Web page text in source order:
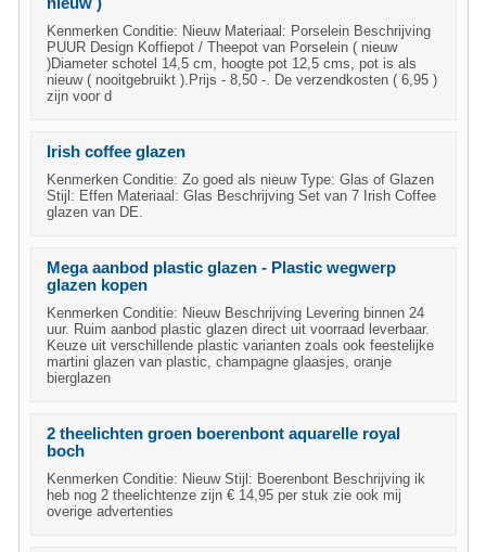
Kenmerken Conditie: Nieuw Materiaal: Porselein Beschrijving
PUUR Design Koffiepot / Theepot van Porselein ( nieuw
)Diameter schotel 14,5 cm, hoogte pot 12,5 cms, pot is als
nieuw ( nooitgebruikt ).Prijs - 8,50 -. De verzendkosten ( 6,95 )
zijn voor d
Irish coffee glazen
Kenmerken Conditie: Zo goed als nieuw Type: Glas of Glazen
Stijl: Effen Materiaal: Glas Beschrijving Set van 7 Irish Coffee
glazen van DE.
Mega aanbod plastic glazen - Plastic wegwerp
glazen kopen
Kenmerken Conditie: Nieuw Beschrijving Levering binnen 24
uur. Ruim aanbod plastic glazen direct uit voorraad leverbaar.
Keuze uit verschillende plastic varianten zoals ook feestelijke
martini glazen van plastic, champagne glaasjes, oranje
bierglazen
2 theelichten groen boerenbont aquarelle royal
boch
Kenmerken Conditie: Nieuw Stijl: Boerenbont Beschrijving ik
heb nog 2 theelichtenze zijn € 14,95 per stuk zie ook mij
overige advertenties